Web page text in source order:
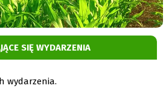
SIĘ WYDARZENIA
wydarzenia.